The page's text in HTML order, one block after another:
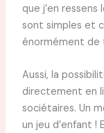
que j’en
sont simples et
énormément de
Aussi, la
directement en
sociétaires. Un
un jeu d’enfant !